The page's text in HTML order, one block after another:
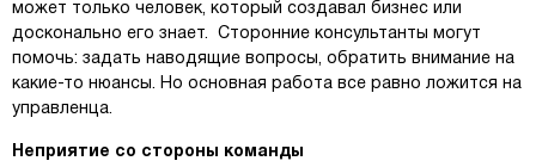
может только человек, который создавал бизнес или
досконально его знает. Сторонние консультанты могут
помочь: задать наводящие вопросы, обратить внимание на
какие-то нюансы. Но основная работа все равно ложится на
управленца.
Неприятие со стороны команды